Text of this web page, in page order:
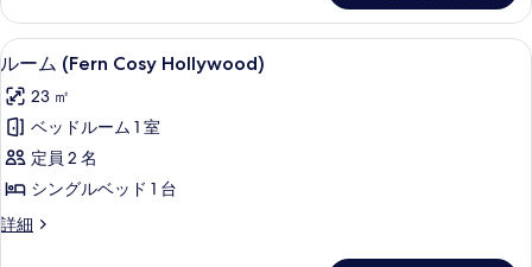
件
の
す
べ
て
の
写
真
ー
ム
(Emerald
Hollywood)
の
詳
細
ル
ー
ム
(Fern
Cosy
Hollywood)
の
高級寝具、ミニバー、セーフティボ
5
ルーム (Fern Cosy Hollywood)
23 ㎡
ベッドルーム 1 室
定員 2 名
シングルベッド 1 台
詳細
ル